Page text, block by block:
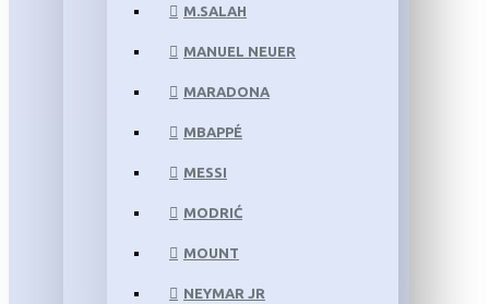
M.SALAH
MANUEL NEUER
MARADONA
MBAPPÉ
MESSI
MODRIĆ
MOUNT
NEYMAR JR